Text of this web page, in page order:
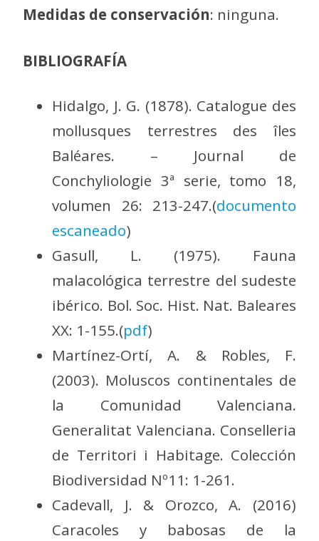
Medidas de conservación: ninguna.
BIBLIOGRAFÍA
Hidalgo, J. G. (1878). Catalogue des
mollusques terrestres des îles
Baléares. – Journal de
Conchyliologie 3ª serie, tomo 18,
volumen 26: 213-247.(documento
escaneado)
Gasull, L. (1975). Fauna
malacológica terrestre del sudeste
ibérico. Bol. Soc. Hist. Nat. Baleares
XX: 1-155.(pdf)
Martínez-Ortí, A. & Robles, F.
(2003). Moluscos continentales de
la Comunidad Valenciana.
Generalitat Valenciana. Conselleria
de Territori i Habitage. Colección
Biodiversidad Nº11: 1-261.
Cadevall, J. & Orozco, A. (2016)
Caracoles y babosas de la